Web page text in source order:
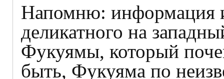
Напомню: информация
деликатного на
Фукуямы, который
быть, Фукуяма по